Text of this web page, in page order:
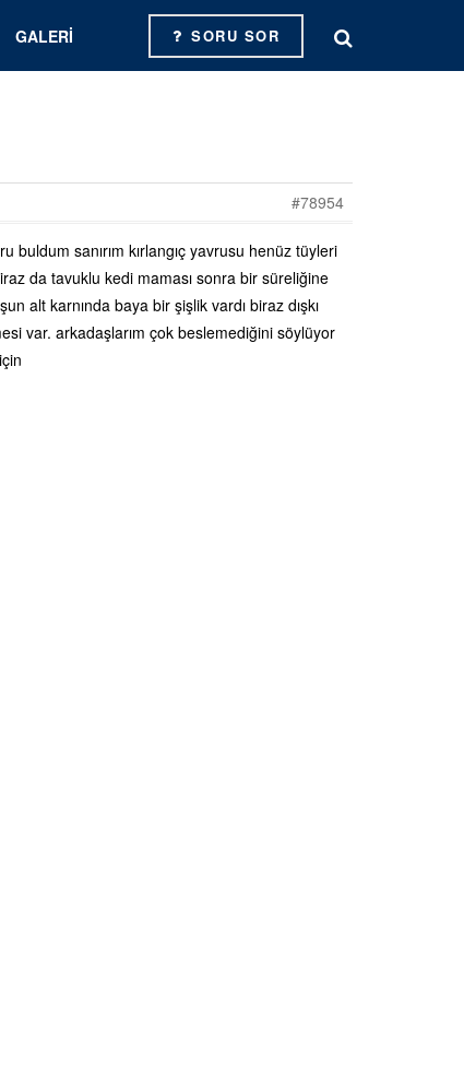
GALERI SORU SOR
#78954
sanırım kırlangıç yavrusu henüz tüyleri
da tavuklu kedi maması sonra bir süreliğine
alt karnında baya bir şişlik vardı biraz dışkı
var. arkadaşlarım çok beslemediğini söylüyor